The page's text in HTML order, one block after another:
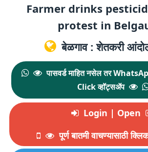
Farmer drinks
protest in
बेळगाव : शेतकरी
पासवर्ड माहित नसेल तर
Click व्हॉट्सॲप
Login | Open
पूर्ण बातमी वाचण्यासाठी